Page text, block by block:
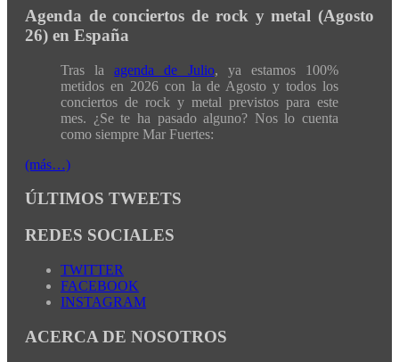
Agenda de conciertos de rock y metal (Agosto
26) en España
Tras laagenda de Julio, ya estamos 100%
metidos en 2026 con la de Agosto y todos los
conciertos de rock y metal previstos para este
mes. ¿Se te ha pasado alguno? Nos lo cuenta
como siempre Mar Fuertes:
(más…)
ÚLTIMOS TWEETS
REDES SOCIALES
TWITTER
FACEBOOK
INSTAGRAM
ACERCA DE NOSOTROS